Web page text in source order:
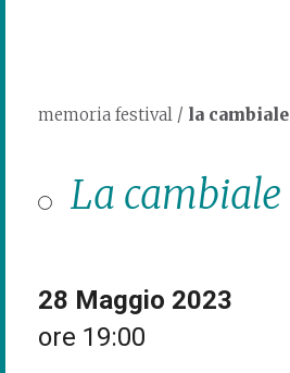
memoria festival / la cambiale
La cambiale
28 Maggio 2023
ore 19:00